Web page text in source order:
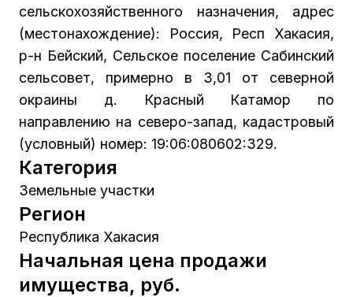
сельскохозяйственного назначения, адрес
(местонахождение): Россия, Респ Хакасия,
р-н Бейский, Сельское поселение Сабинский
сельсовет, примерно в 3,01 от северной
окраины д. Красный Катамор по
направлению на северо-запад, кадастровый
(условный) номер: 19:06:080602:329.
Категория
Земельные участки
Регион
Республика Хакасия
Начальная цена продажи
имущества, руб.